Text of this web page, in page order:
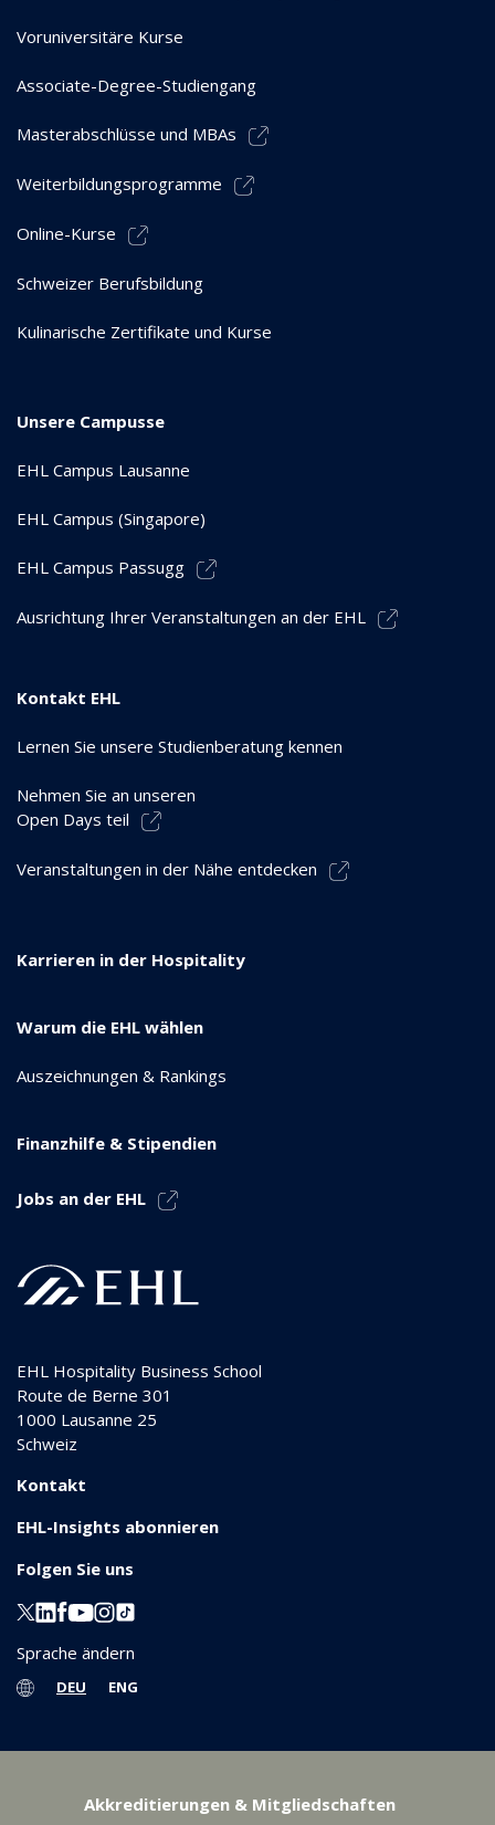
Voruniversitäre Kurse
Associate-Degree-Studiengang
Masterabschlüsse und MBAs
Weiterbildungsprogramme
Online-Kurse
Schweizer Berufsbildung
Kulinarische Zertifikate und Kurse
Unsere Campusse
EHL Campus Lausanne
EHL Campus (Singapore)
EHL Campus Passugg
Ausrichtung Ihrer Veranstaltungen an der EHL
Kontakt EHL
Lernen Sie unsere Studienberatung kennen
Nehmen Sie an unseren
Open Days teil
Veranstaltungen in der Nähe entdecken
Karrieren in der Hospitality
Warum die EHL wählen
Auszeichnungen & Rankings
Finanzhilfe & Stipendien
Jobs an der EHL
EHL Hospitality Business School
Route de Berne 301
1000 Lausanne 25
Schweiz
Kontakt
EHL-Insights abonnieren
Folgen Sie uns
Sprache ändern
DEU ENG
Akkreditierungen & Mitgliedschaften